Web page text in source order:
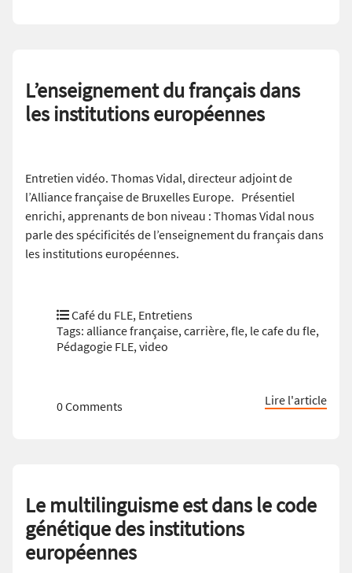
L’enseignement du français dans
les institutions européennes
Entretien vidéo. Thomas Vidal, directeur adjoint de
l’Alliance française de Bruxelles Europe. Présentiel
enrichi, apprenants de bon niveau : Thomas Vidal nous
parle des spécificités de l’enseignement du français dans
les institutions européennes.
Café du FLE, Entretiens
Tags: alliance française, carrière, fle, le cafe du fle,
Pédagogie FLE, video
0 Comments Lire l'article
Le multilinguisme est dans le code
génétique des institutions
européennes